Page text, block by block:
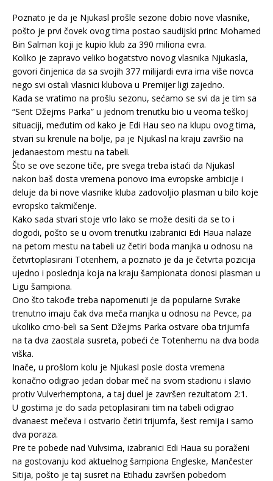
Poznato je da je Njukasl prošle sezone dobio nove vlasnike,
pošto je prvi čovek ovog tima postao saudijski princ Mohamed
Bin Salman koji je kupio klub za 390 miliona evra.
Koliko je zapravo veliko bogatstvo novog vlasnika Njukasla,
govori činjenica da sa svojih 377 milijardi evra ima više novca
nego svi ostali vlasnici klubova u Premijer ligi zajedno.
Kada se vratimo na prošlu sezonu, sećamo se svi da je tim sa
“Sent Džejms Parka” u jednom trenutku bio u veoma teškoj
situaciji, međutim od kako je Edi Hau seo na klupu ovog tima,
stvari su krenule na bolje, pa je Njukasl na kraju završio na
jedanaestom mestu na tabeli.
Što se ove sezone tiče, pre svega treba istaći da Njukasl
nakon baš dosta vremena ponovo ima evropske ambicije i
deluje da bi nove vlasnike kluba zadovoljio plasman u bilo koje
evropsko takmičenje.
Kako sada stvari stoje vrlo lako se može desiti da se to i
dogodi, pošto se u ovom trenutku izabranici Edi Haua nalaze
na petom mestu na tabeli uz četiri boda manjka u odnosu na
četvrtoplasirani Totenhem, a poznato je da je četvrta pozicija
ujedno i poslednja koja na kraju šampionata donosi plasman u
Ligu šampiona.
Ono što takođe treba napomenuti je da popularne Svrake
trenutno imaju čak dva meča manjka u odnosu na Pevce, pa
ukoliko crno-beli sa Sent Džejms Parka ostvare oba trijumfa
na ta dva zaostala susreta, pobeći će Totenhemu na dva boda
viška.
Inače, u prošlom kolu je Njukasl posle dosta vremena
konačno odigrao jedan dobar meč na svom stadionu i slavio
protiv Vulverhemptona, a taj duel je završen rezultatom 2:1.
U gostima je do sada petoplasirani tim na tabeli odigrao
dvanaest mečeva i ostvario četiri trijumfa, šest remija i samo
dva poraza.
Pre te pobede nad Vulvsima, izabranici Edi Haua su poraženi
na gostovanju kod aktuelnog šampiona Engleske, Mančester
Sitija, pošto je taj susret na Etihadu završen pobedom